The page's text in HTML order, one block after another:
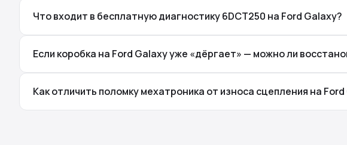
Что входит в бесплатную диагностику 6DCT250 на Ford Galaxy?
Если коробка на Ford Galaxy уже «дёргает» — можно ли
Как отличить поломку мехатроника от износа сцепления на